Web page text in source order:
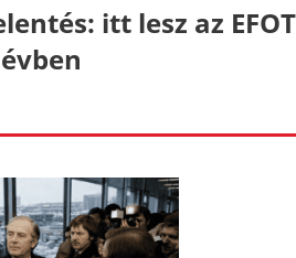
itt lesz az